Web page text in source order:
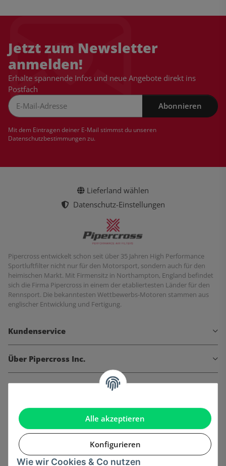
Alle akzeptieren
Konfigurieren
Wie wir Cookies & Co nutzen
Jetzt zum Newsletter
anmelden!
Erhalte spannende Infos und neue Angebote direkt ins
Postfach
Abonnieren
Mit dem Eintragen deiner E-Mail stimmst du unseren
Datenschutzbestimmungenzu.
Lieferland wählen
Datenschutz-Einstellungen
Pipercross entwickelt schon seit über 35 Jahren High Performance
Sportluftfilter nicht nur für den Motorsport, sondern auch für den
heimischen Markt. Mit Firmensitz in Northampton, England befindet
sich die Firma Pipercross in einem der etabliertesten Länder für den
Rennsport. Die bekanntesten Wettbewerbs-Motoren stammen aus
englischer Entwicklung und Fertigung.
Kundenservice
Über Pipercross Inc.
Informationen
Gesetzliche Informationen